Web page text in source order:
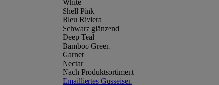
White
Shell Pink
Bleu Riviera
Schwarz glänzend
Deep Teal
Bamboo Green
Garnet
Nectar
Nach Produktsortiment
Emailliertes Gusseisen